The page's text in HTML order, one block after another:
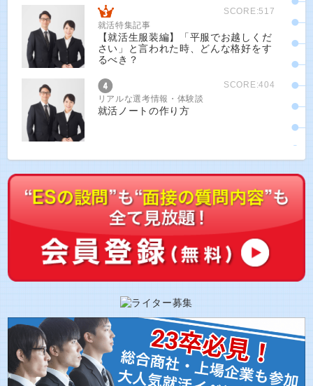
SCORE:517
就活特集記事
【就活生服装編】「平服でお越しくだ
さい」と言われた時、どんな格好をす
るべき？
SCORE:404
リアルな選考情報・体験談
就活ノートの作り方